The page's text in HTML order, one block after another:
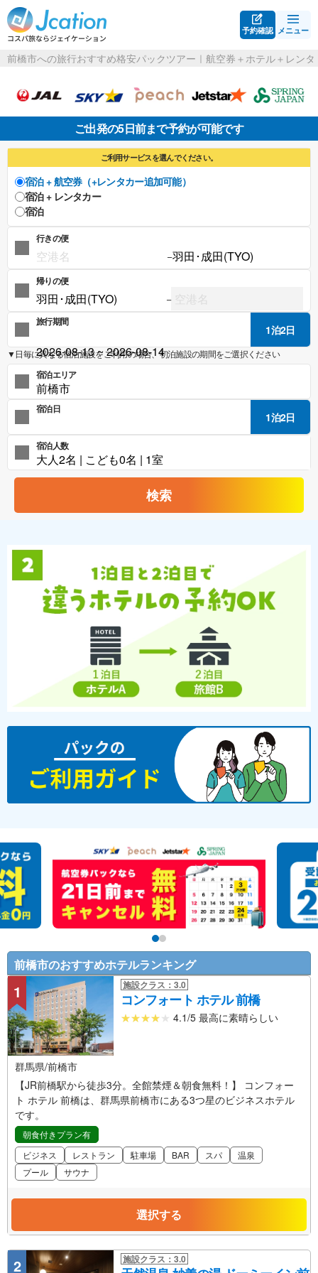
予約確認 メニュー
前橋市への旅行おすすめ格安パックツアー｜航空券＋ホテル＋レンタ
ご出発の5日前まで予約が可能です
ご利用サービスを選んでください。
宿泊 + 航空券（+レンタカー追加可能）
宿泊 + レンタカー
宿泊
行きの便
−
帰りの便
−
旅行期間
1泊2日
▼日毎に異なる宿泊施設をご利用の場合、初泊施設の期間をご選択ください
宿泊エリア
宿泊日
1泊2日
宿泊人数
検索
前橋市のおすすめホテルランキング
1 施設クラス：3.0
コンフォート ホテル 前橋
4.1/5 最高に素晴らしい
群馬県/前橋市
【JR前橋駅から徒歩3分。全館禁煙＆朝食無料！】 コンフォー
ト ホテル 前橋は、群馬県前橋市にある3つ星のビジネスホテル
です。
朝食付きプラン有
ビジネス
レストラン 駐車場 BAR スパ
温泉
プール
サウナ
選択する
2 施設クラス：3.0